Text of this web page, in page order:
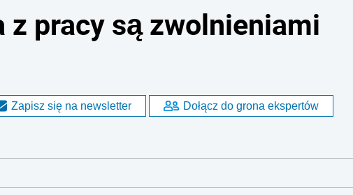
z pracy są zwolnieniami
Zapisz się na newsletter Dołącz do grona ekspertów